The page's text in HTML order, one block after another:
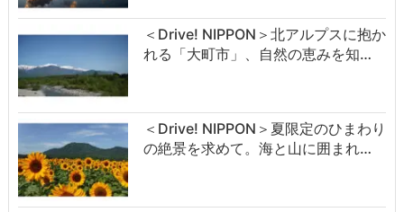
＜Drive! NIPPON＞北アルプスに抱か
れる「大町市」、自然の恵みを知…
＜Drive! NIPPON＞夏限定のひまわり
の絶景を求めて。海と山に囲まれ…